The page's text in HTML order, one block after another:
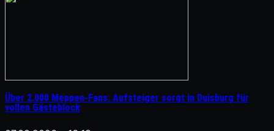
Über 2.000 Meppen-Fans: Aufsteiger sorgt in Duisburg für
vollen Gästeblock